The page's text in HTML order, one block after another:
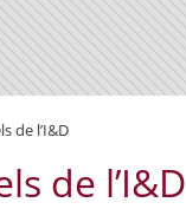
de l’I&D
de l’I&D